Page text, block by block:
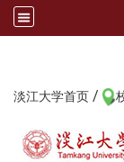
淡江大学首页 /